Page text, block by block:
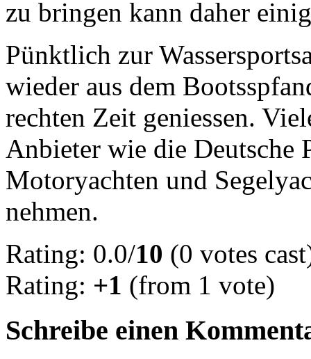
zu bringen kann daher
Pünktlich zur
wieder aus dem
rechten Zeit geniessen.
Anbieter wie die Deutsche
Motoryachten und
nehmen.
Rating: 0.0/10 (0 votes
Rating: +1 (from 1 vote)
Schreibe einen